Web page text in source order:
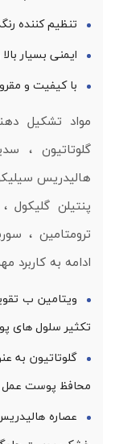
تنظیم کننده
ایمنی بسیار
با کیفیت و
مواد تشکیل
گلوتاتیون ،
هالیدریس
پنتیلن گلیکول
ترومتامین ،
ادامه به کاربرد
ویتامین ب
تکثیر سلول های
گلوتاتیون به
محافظ پوست
عصاره